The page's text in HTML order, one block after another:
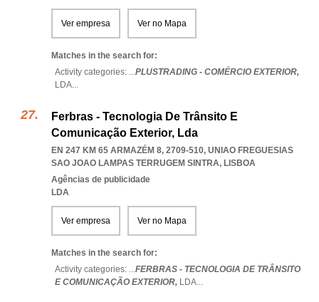
Ver empresa Ver no Mapa
Matches in the search for:
Activity categories: ...PLUSTRADING - COMÉRCIO EXTERIOR,
LDA...
Ferbras - Tecnologia De Trânsito E
Comunicação Exterior, Lda
EN 247 KM 65 ARMAZÉM 8, 2709-510, UNIAO FREGUESIAS
SAO JOAO LAMPAS TERRUGEM SINTRA, LISBOA
Agências de publicidade
LDA
Ver empresa Ver no Mapa
Matches in the search for:
Activity categories: ...FERBRAS - TECNOLOGIA DE TRÂNSITO
E COMUNICAÇÃO EXTERIOR, LDA...